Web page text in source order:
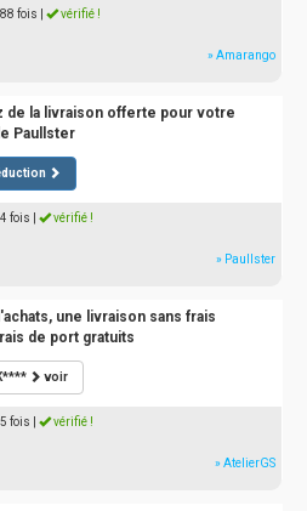
fois vérifié !
» Amarango
de la livraison offerte pour votre
Paullster
fois vérifié !
» Paullster
une livraison sans frais
de port gratuits
voir
fois vérifié !
» AtelierGS